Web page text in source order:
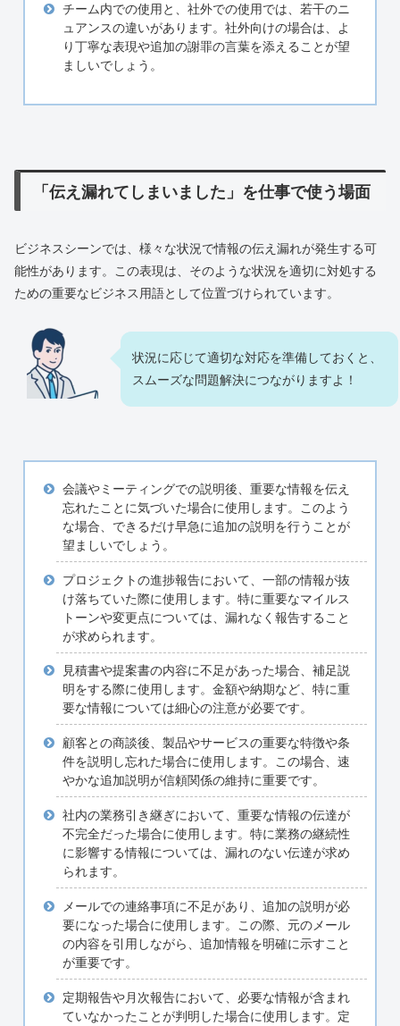
チーム内での使用と、社外での使用では、若干のニ
ュアンスの違いがあります。社外向けの場合は、よ
り丁寧な表現や追加の謝罪の言葉を添えることが望
ましいでしょう。
「伝え漏れてしまいました」を仕事で使う場面
ビジネスシーンでは、様々な状況で情報の伝え漏れが発生する可
能性があります。この表現は、そのような状況を適切に対処する
ための重要なビジネス用語として位置づけられています。
状況に応じて適切な対応を準備しておくと、
スムーズな問題解決につながりますよ！
会議やミーティングでの説明後、重要な情報を伝え
忘れたことに気づいた場合に使用します。このよう
な場合、できるだけ早急に追加の説明を行うことが
望ましいでしょう。
プロジェクトの進捗報告において、一部の情報が抜
け落ちていた際に使用します。特に重要なマイルス
トーンや変更点については、漏れなく報告すること
が求められます。
見積書や提案書の内容に不足があった場合、補足説
明をする際に使用します。金額や納期など、特に重
要な情報については細心の注意が必要です。
顧客との商談後、製品やサービスの重要な特徴や条
件を説明し忘れた場合に使用します。この場合、速
やかな追加説明が信頼関係の維持に重要です。
社内の業務引き継ぎにおいて、重要な情報の伝達が
不完全だった場合に使用します。特に業務の継続性
に影響する情報については、漏れのない伝達が求め
られます。
メールでの連絡事項に不足があり、追加の説明が必
要になった場合に使用します。この際、元のメール
の内容を引用しながら、追加情報を明確に示すこと
が重要です。
定期報告や月次報告において、必要な情報が含まれ
ていなかったことが判明した場合に使用します。定